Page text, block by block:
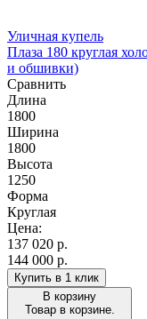
Уличная купель
Плаза 180 круглая
и обшивки)
Сравнить
Длина
1800
Ширина
1800
Высота
1250
Форма
Круглая
Цена:
137 020 р.
144 000 р.
Купить в 1 клик
В корзину
Товар в корзине.